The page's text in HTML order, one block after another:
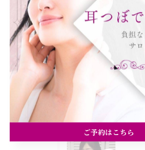
健康
美容エステ
食欲
痩身
ご予約はこちら